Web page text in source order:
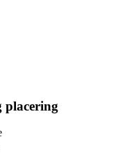
placering